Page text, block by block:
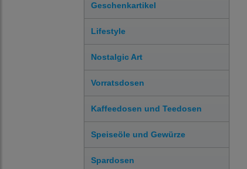
Geschenkartikel
Lifestyle
Nostalgic Art
Vorratsdosen
Kaffeedosen und Teedosen
Speiseöle und Gewürze
Spardosen